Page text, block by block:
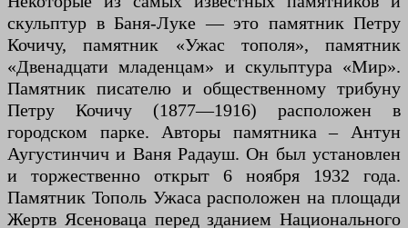
скульптур в Баня-Луке — это памятник Петру
Кочичу, памятник «Ужас тополя», памятник
«Двенадцати младенцам» и скульптура «Мир».
Памятник писателю и общественному трибуну
Петру Кочичу (1877—1916) расположен в
городском парке. Авторы памятника – Антун
Аугустинчич и Ваня Радауш. Он был установлен
и торжественно открыт 6 ноября 1932 года.
Памятник Тополь Ужаса расположен на площади
Жертв Ясеноваца перед зданием Национального